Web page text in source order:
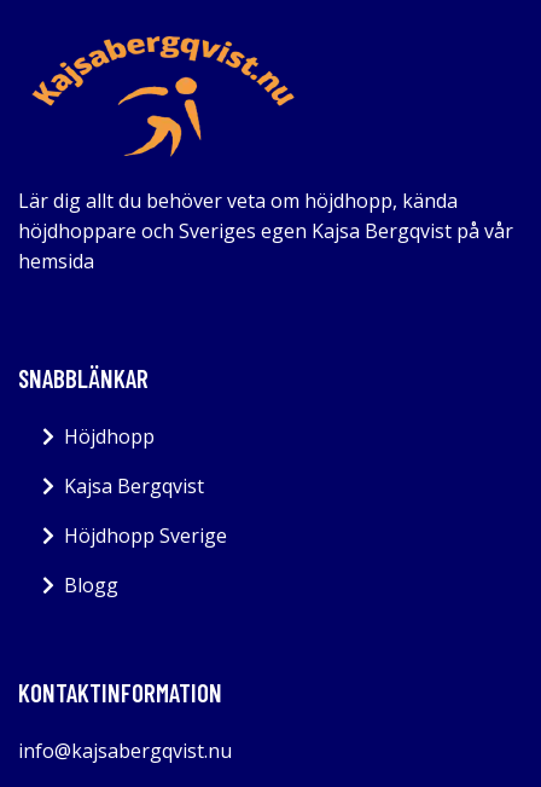
Lär dig allt du behöver veta om höjdhopp, kända
höjdhoppare och Sveriges egen Kajsa Bergqvist på vår
hemsida
SNABBLÄNKAR
Höjdhopp
Kajsa Bergqvist
Höjdhopp Sverige
Blogg
KONTAKTINFORMATION
info@kajsabergqvist.nu